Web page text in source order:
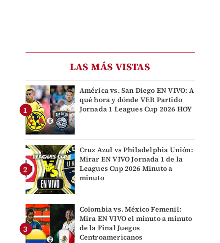
LAS MÁS VISTAS
América vs. San Diego EN VIVO: A
qué hora y dónde VER Partido
Jornada 1 Leagues Cup 2026 HOY
Cruz Azul vs Philadelphia Unión:
Mirar EN VIVO Jornada 1 de la
Leagues Cup 2026 Minuto a
minuto
Colombia vs. México Femenil:
Mira EN VIVO el minuto a minuto
de la Final Juegos
Centroamericanos